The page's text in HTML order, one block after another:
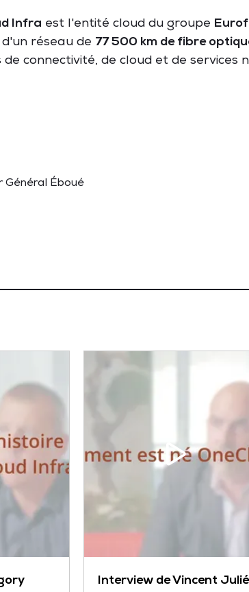
Infra est l'entité cloud du groupe
réseau de 77 500 km de fibre
de connectivité, de cloud et de services
Général Éboué
Interview de Vincent